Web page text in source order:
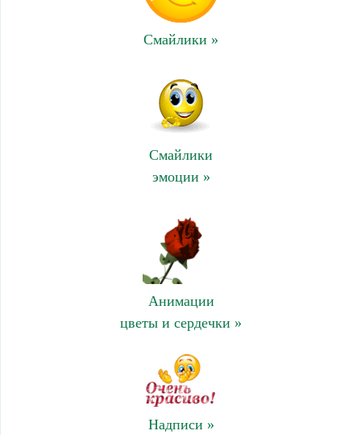
Смайлики »
Смайлики
эмоции »
Анимации
цветы и сердечки »
Надписи »